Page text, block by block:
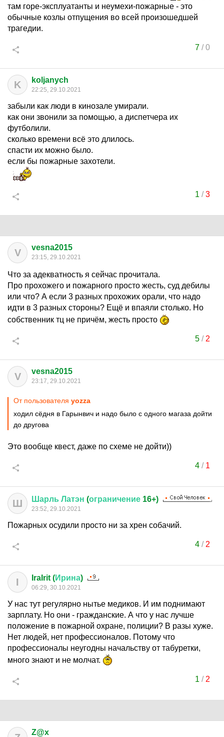
там горе-эксплуатанты и неумехи-пожарные - это
обычные козлы отпущения во всей произошедшей
трагедии.
7/0
K koljanych
22:25, 29.10.2021
забыли как люди в кинозале умирали.
как они звонили за помощью, а диспетчера их
футболили.
сколько времени всё это длилось.
спасти их можно было.
если бы пожарные захотели.
1 /3
V vesna2015
23:15, 29.10.2021
Что за адекватность я сейчас прочитала.
Про прохожего и пожарного просто жесть, суд дебилы
или что? А если 3 разных прохожих орали, что надо
идти в 3 разных стороны? Ещё и впаяли столько. Но
собственник тц не причём, жесть просто
5/ 2
V vesna2015
23:17, 29.10.2021
От пользователя yozza
ходил сёдня в Гарынвич и надо было с одного магаза дойти
до другова
Это вообще квест, даже по схеме не дойти))
4/ 1
Ш Шарль Латэн (ограничение 16+)
23:52, 29.10.2021
Пожарных осудили просто ни за хрен собачий.
4/ 2
I IraIrit (Ирина)
06:29, 30.10.2021
У нас тут регулярно нытье медиков. И им поднимают
зарплату. Но они - гражданские. А что у нас лучше
положение в пожарной охране, полиции? В разы хуже.
Нет людей, нет профессионалов. Потому что
профессионалы неугодны начальству от табуретки,
много знают и не молчат.
1 / 2
Z@x